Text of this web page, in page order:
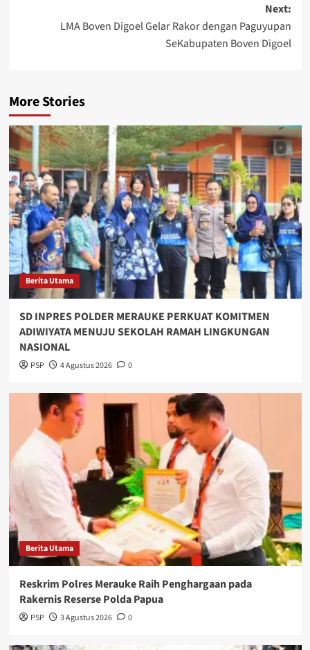
Next:
LMA Boven Digoel Gelar Rakor dengan Paguyupan
SeKabupaten Boven Digoel
More Stories
Berita Utama
SD INPRES POLDER MERAUKE PERKUAT KOMITMEN
ADIWIYATA MENUJU SEKOLAH RAMAH LINGKUNGAN
NASIONAL
PSP 4 Agustus 2026 0
Berita Utama
Reskrim Polres Merauke Raih Penghargaan pada
Rakernis Reserse Polda Papua
PSP 3 Agustus 2026 0